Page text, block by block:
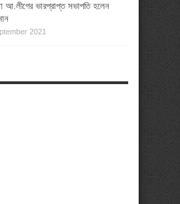
আ.লীগের ভারপ্রাপ্ত সভাপতি হলেন
2021